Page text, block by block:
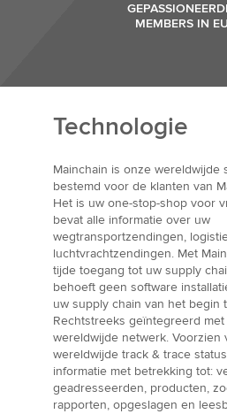
MEMBERS IN
Technologie
Mainchain is onze wereldwijde
bestemd voor de klanten van
Het is uw one-stop-shop voor
bevat alle informatie over uw
wegtransportzendingen,
luchtvrachtzendingen. Met
tijde toegang tot uw supply
behoeft geen software
uw supply chain van het begin
Rechtstreeks geïntegreerd
wereldwijde netwerk. Voorzien
wereldwijde track & trace
informatie met betrekking tot:
geadresseerden, producten,
rapporten, opgeslagen en